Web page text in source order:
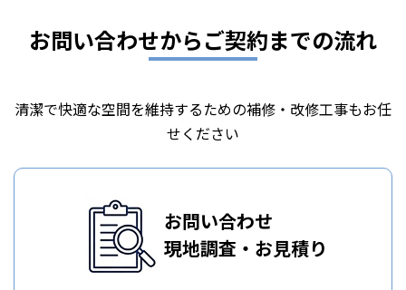
お問い合わせからご契約までの流れ
清潔で快適な空間を維持するための補修・改修工事もお任
せください
お問い合わせ
現地調査・お見積り